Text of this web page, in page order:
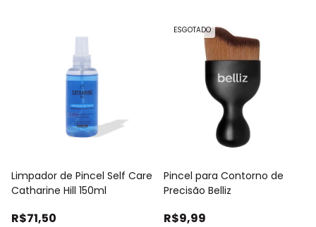
Limpador de Pincel Self Care
Catharine Hill 150ml
R$71,50
ESGOTADO
Pincel para Contorno de
Precisão Belliz
R$9,99